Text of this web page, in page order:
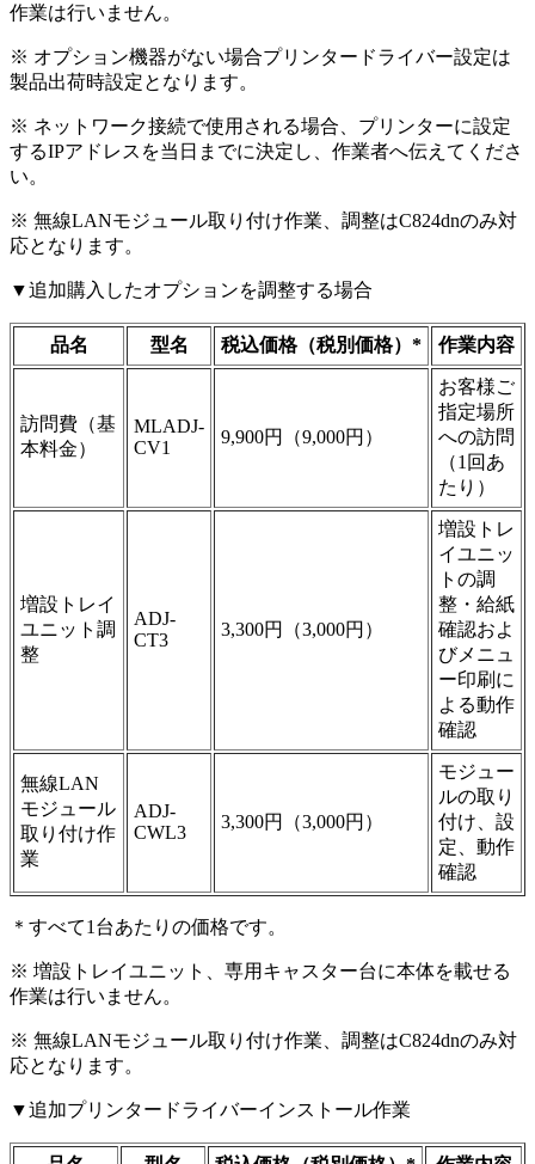
作業は行いません。
※ オプション機器がない場合プリンタードライバー設定は
製品出荷時設定となります。
※ ネットワーク接続で使用される場合、プリンターに設定
するIPアドレスを当日までに決定し、作業者へ伝えてくださ
い。
※ 無線LANモジュール取り付け作業、調整はC824dnのみ対
応となります。
▼追加購入したオプションを調整する場合
品名 型名 税込価格（税別価格）* 作業内容
訪問費（基
本料金）
MLADJ-
CV1
9,900円（9,000円）
お客様ご
指定場所
への訪問
（1回あ
たり）
増設トレイ
ユニット調
整
ADJ-
CT3
3,300円（3,000円）
増設トレ
イユニッ
トの調
整・給紙
確認およ
びメニュ
ー印刷に
よる動作
確認
無線LAN
モジュール
取り付け作
業
ADJ-
CWL3
3,300円（3,000円）
モジュー
ルの取り
付け、設
定、動作
確認
＊すべて1台あたりの価格です。
※ 増設トレイユニット、専用キャスター台に本体を載せる
作業は行いません。
※ 無線LANモジュール取り付け作業、調整はC824dnのみ対
応となります。
▼追加プリンタードライバーインストール作業